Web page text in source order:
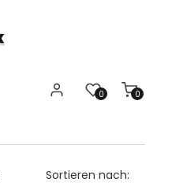
0
0
Sortieren nach: